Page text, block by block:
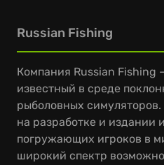
Russian Fishing
Компания Russian Fishing
известный в среде
рыболовных
на разработке и издании
погружающих игроков в
широкий спектр